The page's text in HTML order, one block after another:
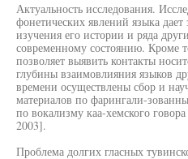
Актуальность исследования.
фонетических явлений языка
изучения его истории и ряда
современному состоянию. Кроме
позволяет выявить контакты
глубины взаимовлияния языков
времени осуществлены сбор и
материалов по фарингали-
по вокализму каа-хемского
2003].
Проблема долгих гласных